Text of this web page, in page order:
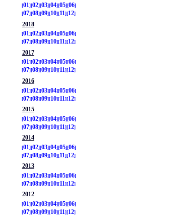
01
02 03 04 05 06
07 08 09 10 11
12
2018
01 02 03 04 05 06
07 08 09 10 11 12
2017
01 02 03 04 05 06
07 08 09 10 11 12
2016
01
02 03 04 05 06
07 08 09 10 11
12
2015
01
02 03 04 05 06
07 08 09 10 11
12
2014
01
02 03 04 05 06
07 08 09 10 11
12
2013
01
02 03 04 05 06
07 08 09 10 11
12
2012
01
02 03 04 05 06
07 08 09 10 11
12